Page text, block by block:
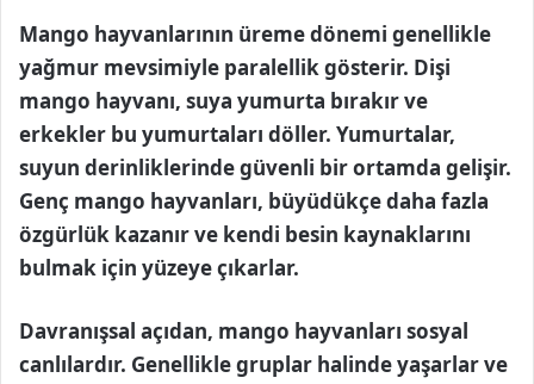
Mango hayvanlarının üreme dönemi genellikle
yağmur mevsimiyle paralellik gösterir. Dişi
mango hayvanı, suya yumurta bırakır ve
erkekler bu yumurtaları döller. Yumurtalar,
suyun derinliklerinde güvenli bir ortamda gelişir.
Genç mango hayvanları, büyüdükçe daha fazla
özgürlük kazanır ve kendi besin kaynaklarını
bulmak için yüzeye çıkarlar.
Davranışsal açıdan, mango hayvanları sosyal
canlılardır. Genellikle gruplar halinde yaşarlar ve